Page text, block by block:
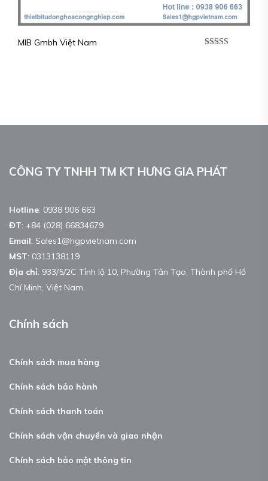
MIB Gmbh Việt Nam
CÔNG TY TNHH TM KT HƯNG GIA PHÁT
Hotline: 0938 906 663
ĐT: +84 (028) 66834679
Email: Sales1@hgpvietnam.com
MST: 0313138119
Địa chỉ: 933/5/2C Tỉnh lộ 10, Phường Tân Tạo, Thành phố Hồ
Chí Minh, Việt Nam.
Chính sách
Chính sách mua hàng
Chính sách bảo hành
Chính sách thanh toán
Chính sách vận chuyển và giao nhận
Chính sách bảo mật thông tin